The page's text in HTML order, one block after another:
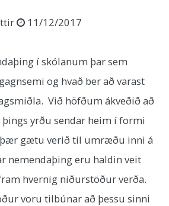
11/12/2017
í skólanum þar sem
og hvað ber að varast
Við höfðum ákveðið að
yrðu sendar heim í formi
þær gætu verið til umræðu inni á
nemendaþing eru haldin veit
hvernig niðurstöður verða.
voru tilbúnar að þessu sinni